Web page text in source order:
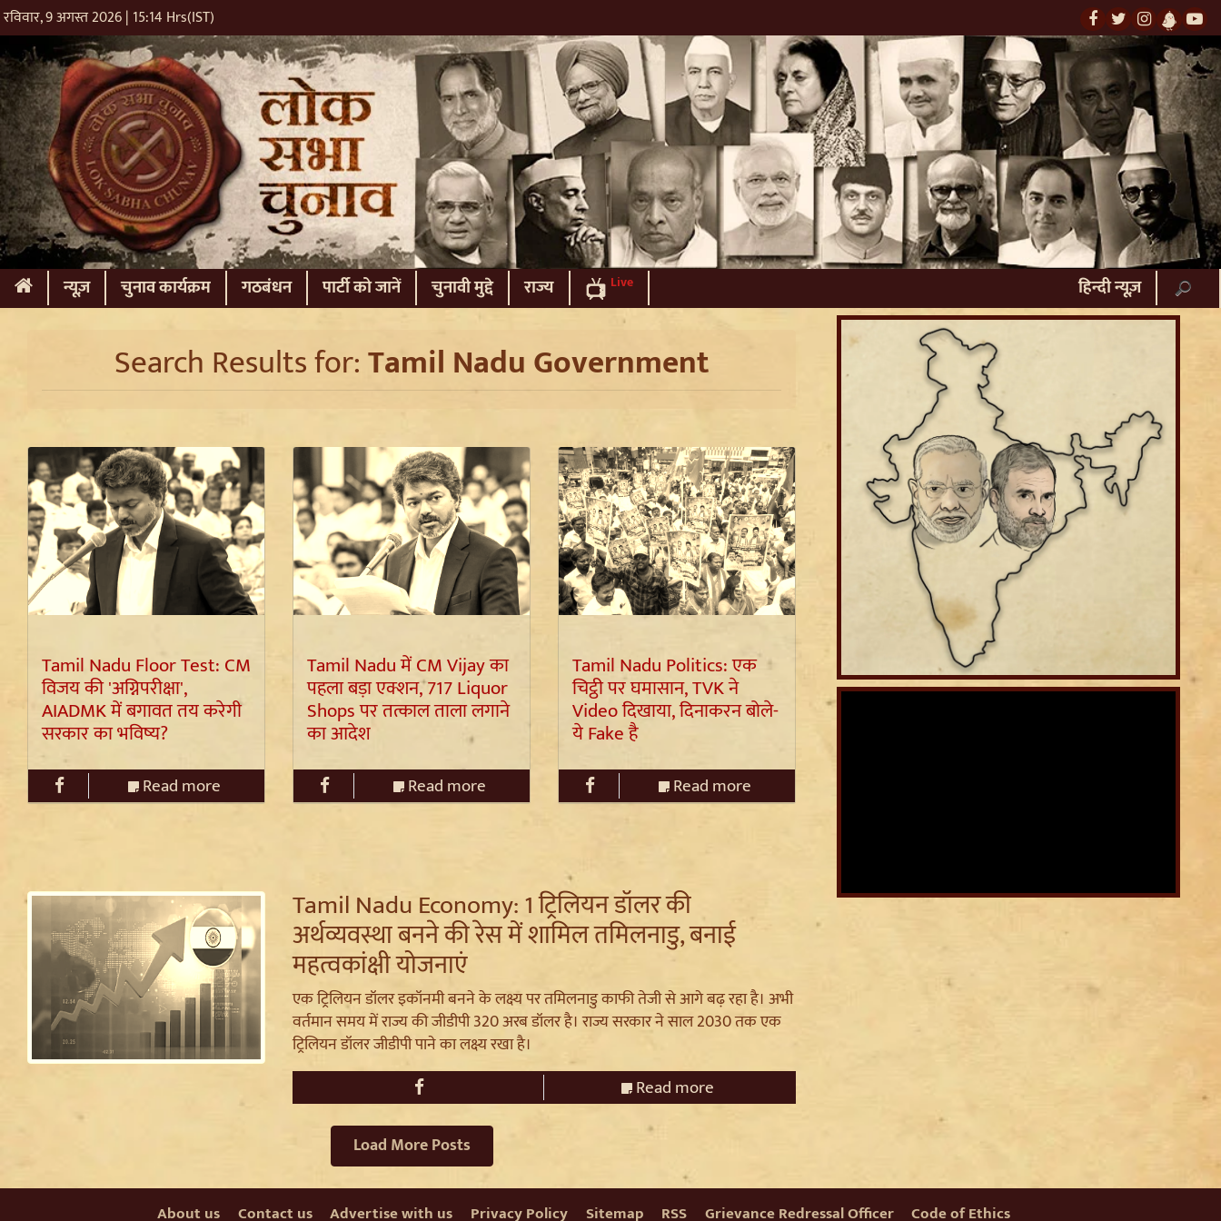
रविवार, 9 अगस्त 2026 | 15:14 Hrs(IST)
(current)
न्यूज़ चुनाव कार्यक्रम गठबंधन पार्टी को जानें चुनावी मुद्दे राज्य Live हिन्दी न्यूज़
Search Results for:Tamil Nadu Government
Tamil Nadu Floor Test: CM
विजय की 'अग्निपरीक्षा',
AIADMK में बगावत तय करेगी
सरकार का भविष्य?
Read more
Tamil Nadu में CM Vijay का
पहला बड़ा एक्शन, 717 Liquor
Shops पर तत्काल ताला लगाने
का आदेश
Read more
Tamil Nadu Politics: एक
चिट्ठी पर घमासान, TVK ने
Video दिखाया, दिनाकरन बोले-
ये Fake है
Read more
Tamil Nadu Economy: 1 ट्रिलियन डॉलर की
अर्थव्यवस्था बनने की रेस में शामिल तमिलनाडु, बनाई
महत्वकांक्षी योजनाएं
एक ट्रिलियन डॉलर इकॉनमी बनने के लक्ष्य पर तमिलनाडु काफी तेजी से आगे बढ़ रहा है। अभी
वर्तमान समय में राज्य की जीडीपी 320 अरब डॉलर है। राज्य सरकार ने साल 2030 तक एक
ट्रिलियन डॉलर जीडीपी पाने का लक्ष्य रखा है।
Read more
Load More Posts
About us Contact us Advertise with us Privacy Policy Sitemap RSS Grievance Redressal Officer Code of Ethics